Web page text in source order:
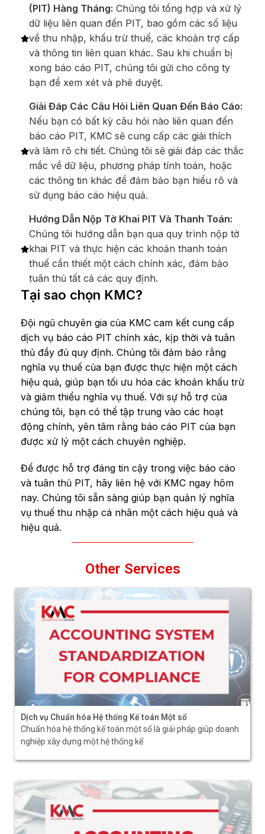
(PIT) Hàng Tháng: Chúng tôi tổng hợp và xử lý
dữ liệu liên quan đến PIT, bao gồm các số liệu
về thu nhập, khấu trừ thuế, các khoản trợ cấp
và thông tin liên quan khác. Sau khi chuẩn bị
xong báo cáo PIT, chúng tôi gửi cho công ty
bạn để xem xét và phê duyệt.
Giải Đáp Các Câu Hỏi Liên Quan Đến Báo Cáo:
Nếu bạn có bất kỳ câu hỏi nào liên quan đến
báo cáo PIT, KMC sẽ cung cấp các giải thích
và làm rõ chi tiết. Chúng tôi sẽ giải đáp các thắc
mắc về dữ liệu, phương pháp tính toán, hoặc
các thông tin khác để đảm bảo bạn hiểu rõ và
sử dụng báo cáo hiệu quả.
Hướng Dẫn Nộp Tờ Khai PIT Và Thanh Toán:
Chúng tôi hướng dẫn bạn qua quy trình nộp tờ
khai PIT và thực hiện các khoản thanh toán
thuế cần thiết một cách chính xác, đảm bảo
tuân thủ tất cả các quy định.
Tại sao chọn KMC?
Đội ngũ chuyên gia của KMC cam kết cung cấp
dịch vụ báo cáo PIT chính xác, kịp thời và tuân
thủ đầy đủ quy định. Chúng tôi đảm bảo rằng
nghĩa vụ thuế của bạn được thực hiện một cách
hiệu quả, giúp bạn tối ưu hóa các khoản khấu trừ
và giảm thiểu nghĩa vụ thuế. Với sự hỗ trợ của
chúng tôi, bạn có thể tập trung vào các hoạt
động chính, yên tâm rằng báo cáo PIT của bạn
được xử lý một cách chuyên nghiệp.
Để được hỗ trợ đáng tin cậy trong việc báo cáo
và tuân thủ PIT, hãy liên hệ với KMC ngay hôm
nay. Chúng tôi sẵn sàng giúp bạn quản lý nghĩa
vụ thuế thu nhập cá nhân một cách hiệu quả và
hiệu quả.
Other Services
Dịch vụ Chuẩn hóa Hệ thống Kế toán Một sổ
Chuẩn hóa hệ thống kế toán một sổ là giải pháp giúp doanh
nghiệp xây dựng một hệ thống kế